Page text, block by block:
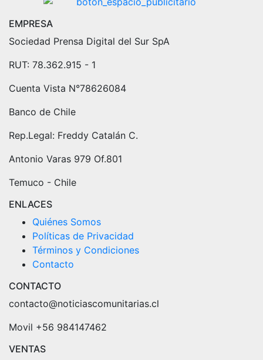
EMPRESA
Sociedad Prensa Digital del Sur SpA
RUT: 78.362.915 - 1
Cuenta Vista N°78626084
Banco de Chile
Rep.Legal: Freddy Catalán C.
Antonio Varas 979 Of.801
Temuco - Chile
ENLACES
Quiénes Somos
Políticas de Privacidad
Términos y Condiciones
Contacto
CONTACTO
contacto@noticiascomunitarias.cl
Movil +56 984147462
VENTAS